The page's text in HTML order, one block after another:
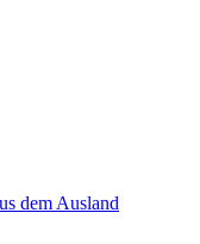
dem Ausland